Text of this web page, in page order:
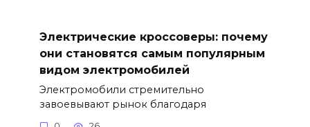
Электрические кроссоверы: почему
они становятся самым популярным
видом электромобилей
Электромобили стремительно
завоевывают рынок благодаря